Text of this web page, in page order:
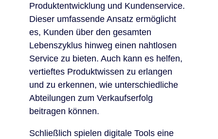
Produktentwicklung und Kundenservice.
Dieser umfassende Ansatz ermöglicht
es, Kunden über den gesamten
Lebenszyklus hinweg einen nahtlosen
Service zu bieten. Auch kann es helfen,
vertieftes Produktwissen zu erlangen
und zu erkennen, wie unterschiedliche
Abteilungen zum Verkaufserfolg
beitragen können.
Schließlich spielen digitale Tools eine